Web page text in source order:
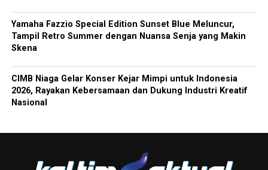
Yamaha Fazzio Special Edition Sunset Blue Meluncur,
Tampil Retro Summer dengan Nuansa Senja yang Makin
Skena
CIMB Niaga Gelar Konser Kejar Mimpi untuk Indonesia
2026, Rayakan Kebersamaan dan Dukung Industri Kreatif
Nasional